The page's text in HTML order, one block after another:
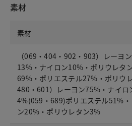
素材
素材
（069・404・902・903）レーヨ
13%・ナイロン10%・ポリウレタ
69%・ポリエステル27%・ポリウ
480・601）レーヨン75%・ナイロ
4%(059・689)ポリエステル51%
ン20%・ポリウレタン3%